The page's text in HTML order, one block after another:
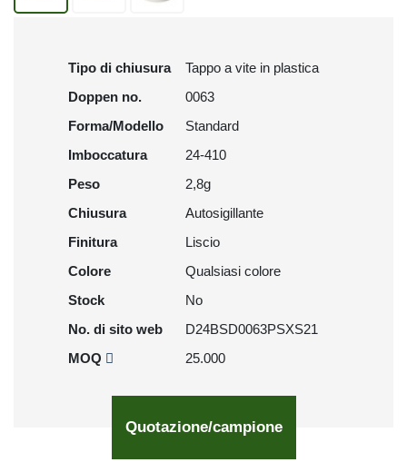
Tipo di chiusura
Tappo a vite in plastica
Doppen no.
0063
Forma/Modello
Standard
Imboccatura
24-410
Peso
2,8g
Chiusura
Autosigillante
Finitura
Liscio
Colore
Qualsiasi colore
Stock
No
No. di sito web
D24BSD0063PSXS21
MOQ
25.000
Quotazione/campione